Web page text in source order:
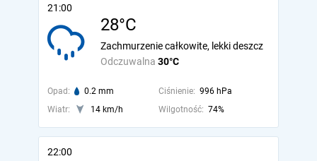
21:00
28°C
Odczuwalna 30°C
Zachmurzenie całkowite, lekki deszcz
Opad: 0.2 mm Ciśnienie: 996 hPa
Wiatr:
14 km/h Wilgotność: 74%
22:00